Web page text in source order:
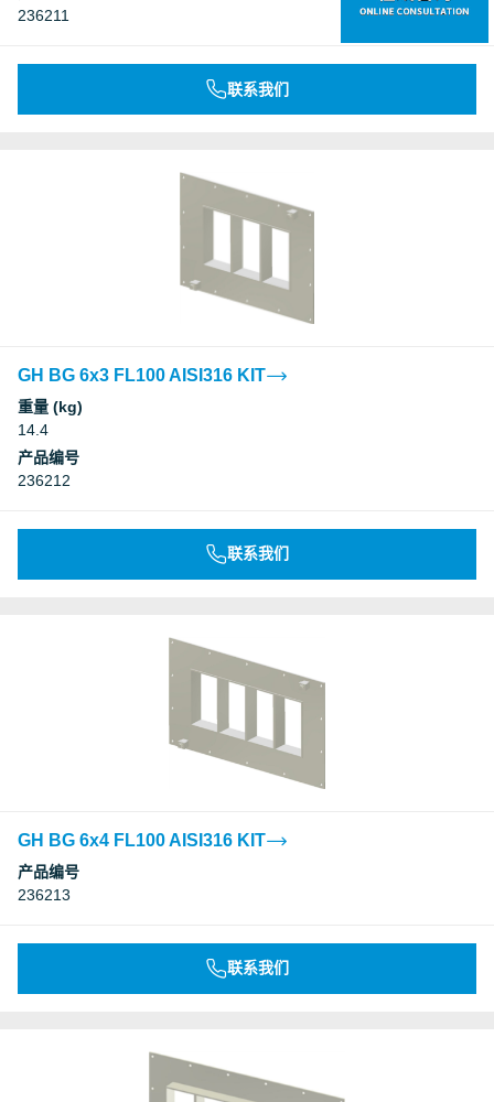
236211
联系我们
GH BG 6x3 FL100 AISI316 KIT
重量 (kg)
14.4
产品编号
236212
联系我们
GH BG 6x4 FL100 AISI316 KIT
产品编号
236213
联系我们